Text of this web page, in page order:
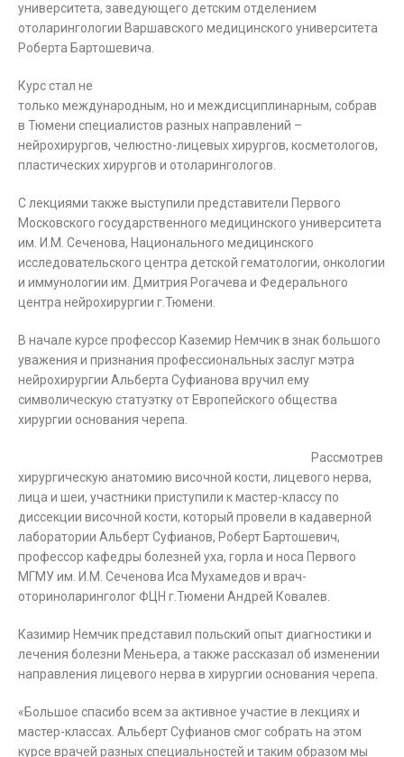
университета, заведующего детским отделением
отоларингологии Варшавского медицинского университета
Роберта Бартошевича.
Курс стал не
только международным, но и междисциплинарным, собрав
в Тюмени специалистов разных направлений –
нейрохирургов, челюстно-лицевых хирургов, косметологов,
пластических хирургов и отоларингологов.
С лекциями также выступили представители Первого
Московского государственного медицинского университета
им. И.М. Сеченова, Национального медицинского
исследовательского центра детской гематологии, онкологии
и иммунологии им. Дмитрия Рогачева и Федерального
центра нейрохирургии г.Тюмени.
В начале курсе профессор Каземир Немчик в знак большого
уважения и признания профессиональных заслуг мэтра
нейрохирургии Альберта Суфианова вручил ему
символическую статуэтку от Европейского общества
хирургии основания черепа.
Рассмотрев
хирургическую анатомию височной кости, лицевого нерва,
лица и шеи, участники приступили к мастер-классу по
диссекции височной кости, который провели в кадаверной
лаборатории Альберт Суфианов, Роберт Бартошевич,
профессор кафедры болезней уха, горла и носа Первого
МГМУ им. И.М. Сеченова Иса Мухамедов и врач-
оториноларинголог ФЦН г.Тюмени Андрей Ковалев.
Казимир Немчик представил польский опыт диагностики и
лечения болезни Меньера, а также рассказал об изменении
направления лицевого нерва в хирургии основания черепа.
«Большое спасибо всем за активное участие в лекциях и
мастер-классах. Альберт Суфианов смог собрать на этом
курсе врачей разных специальностей и таким образом мы